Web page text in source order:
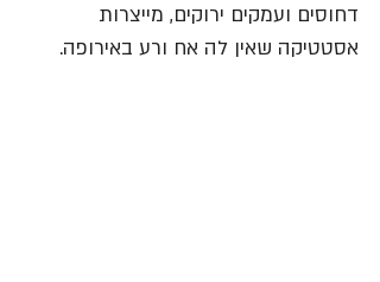
דחוסים ועמקים ירוקים, מייצרות
אסטטיקה שאין לה אח ורע באירופה.